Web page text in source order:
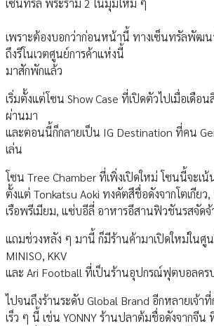
เซ็นทรัล พระราม 2 ในมุมใหม่ ๆ
เพราะต้องบอกว่าก่อนหน้านี้ ทางเซ็นทรัลพัฒน
ถึงรีโนเวตศูนย์การค้าแห่งนี้
มาสักพักแล้ว
เริ่มตั้งแต่โซน Show Case ที่เปิดตัวไปเมื่อเดื
ผ่านมา
และตอนนี้ก็กลายเป็น IG Destination ที่คน
เล่น
โซน Tree Chamber ที่เพิ่งเปิดใหม่ โซนนี้จะเ
ตั้งแต่ Tonkatsu Aoki ทงคัตสึชื่อดังจากโตเกียว
เรือพรีเมียม, แซ่บอีลี่ อาหารอีสานฟิวชันรสจัด
แถมช่วงหลัง ๆ มานี้ ก็มีร้านค้ามาเปิดใหม่ในศูน
MINISO, KKV
และ Ari Football ที่เป็นร้านอุปกรณ์ฟุตบอลคร
ไปจนถึงร้านระดับ Global Brand อีกหลายเจ้าที่
เร็ว ๆ นี้ เช่น YONNY ร้านปลาต้มชื่อดังจากจีน